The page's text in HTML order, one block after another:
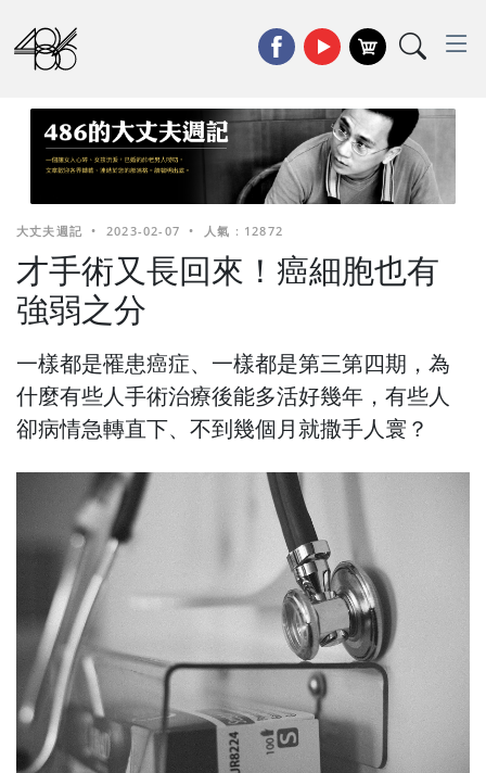
大丈夫週記 • 2023-02-07 • 人氣 : 12872
才手術又長回來！癌細胞也有
強弱之分
一樣都是罹患癌症、一樣都是第三第四期，為
什麼有些人手術治療後能多活好幾年，有些人
卻病情急轉直下、不到幾個月就撒手人寰？